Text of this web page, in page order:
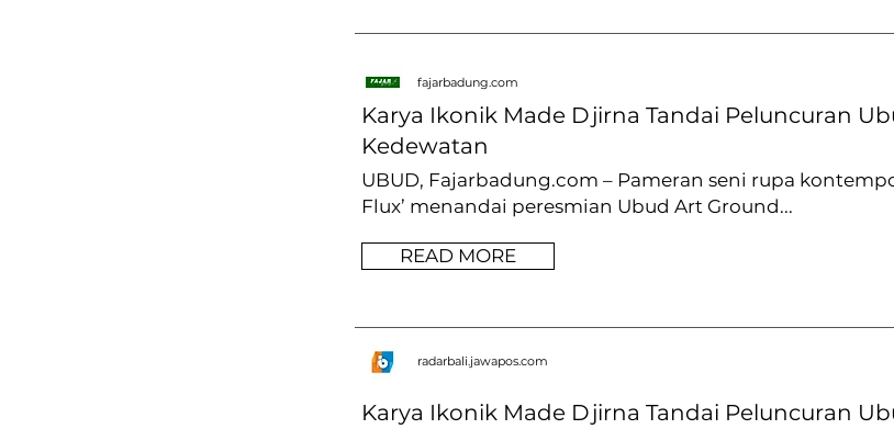
fajarbadung.com
Karya Ikonik Made Djirna Tandai Peluncuran
Kedewatan
UBUD, Fajarbadung.com – Pameran seni rupa
Flux’ menandai peresmian Ubud Art Ground...
READ MORE
radarbali.jawapos.com
Karya Ikonik Made Djirna Tandai Peluncuran